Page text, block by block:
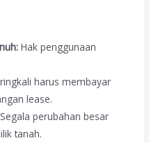
Hak penggunaan
harus membayar
lease.
Segala perubahan besar
tanah.